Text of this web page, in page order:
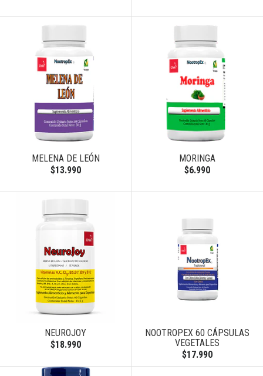
MELENA DE LEÓN
$13.990
MORINGA
$6.990
NEUROJOY
$18.990
NOOTROPEX 60 CÁPSULAS
VEGETALES
$17.990